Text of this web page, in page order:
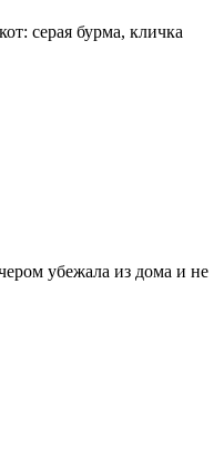
серая бурма, кличка
убежала из дома и не